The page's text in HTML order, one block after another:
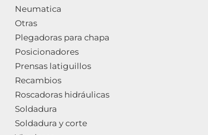
Neumatica
Otras
Plegadoras para chapa
Posicionadores
Prensas latiguillos
Recambios
Roscadoras hidráulicas
Soldadura
Soldadura y corte